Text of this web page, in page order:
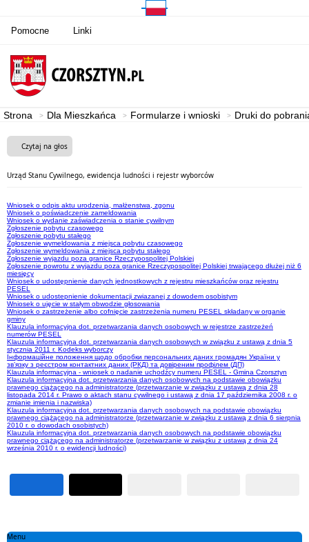
Pomocne Linki
Strona Dla Mieszkańca Formularze i wnioski Druki do
Czytaj na głos
Urząd Stanu Cywilnego, ewidencja ludności i rejestr wyborców
Wniosek o odpis aktu urodzenia, małżenstwa, zgonu
Wniosek o poświadczenie zameldowania
Wniosek o wydanie zaświadczenia o stanie cywilnym
Zgłoszenie pobytu czasowego
Zgłoszenie pobytu stałego
Zgłoszenie wymeldowania z miejsca pobytu czasowego
Zgłoszenie wymeldowania z miejsca pobytu stałego
Zgłoszenie wyjazdu poza granice Rzeczypospolitej Polskiej
Zgłoszenie powrotu z wyjazdu poza granice Rzeczypospolitej Polskiej trwającego dłużej niż 6
miesięcy
Wniosek o udostępnienie danych jednostkowych z rejestru mieszkańców oraz rejestru
PESEL
Wniosek o udostepnienie dokumentacji zwiazanej z dowodem osobistym
Wniosek o ujęcie w stałym obwodzie głosowania
Wniosek o zastrzeżenie albo cofnięcie zastrzeżenia numeru PESEL składany w organie
gminy
Klauzula informacyjna dot. przetwarzania danych osobowych w rejestrze zastrzeżeń
numerów PESEL
Klauzula informacyjna dot. przetwarzania danych osobowych w związku z ustawą z dnia 5
stycznia 2011 r. Kodeks wyborczy
Інформаційне положення щодо обробки персональних даних громадян України у
зв’язку з реєстром контактних даних (РКД) та довіреним профілем (ДП)
Klauzula informacyjna - wniosek o nadanie uchodźcy numeru PESEL - Gmina Czorsztyn
Klauzula informacyjna dot. przetwarzania danych osobowych na podstawie obowiązku
prawnego ciążącego na administratorze (przetwarzanie w związku z ustawą z dnia 28
listopada 2014 r. Prawo o aktach stanu cywilnego i ustawą z dnia 17 października 2008 r. o
zmianie imienia i nazwiska)
Klauzula informacyjna dot. przetwarzania danych osobowych na podstawie obowiązku
prawnego ciążącego na administratorze (przetwarzanie w związku z ustawą z dnia 6 sierpnia
2010 r. o dowodach osobistych)
Klauzula informacyjna dot. przetwarzania danych osobowych na podstawie obowiązku
prawnego ciążącego na administratorze (przetwarzanie w związku z ustawą z dnia 24
września 2010 r. o ewidencji ludności)
Menu